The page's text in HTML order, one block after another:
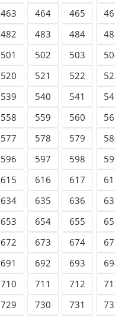
463 464 465
482 483 484
501 502 503
520 521 522
539 540 541
558 559 560
577 578 579
596 597 598
615 616 617
634 635 636
653 654 655
672 673 674
691 692 693
710 711 712
729 730 731